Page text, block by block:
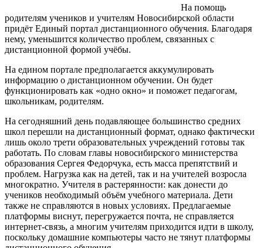
На помощь
родителям учеников и учителям Новосибирской области
придёт Единый портал дистанционного обучения. Благодаря
нему, уменьшится количество проблем, связанных с
дистанционной формой учёбы.
На едином портале предполагается аккумулировать
информацию о дистанционном обучении. Он будет
функционировать как «одно окно» и поможет педагогам,
школьникам, родителям.
На сегодняшний день подавляющее большинство средних
школ перешли на дистанционный формат, однако фактически
лишь около трети образовательных учреждений готовы так
работать. По словам главы новосибирского министерства
образования Сергея Федорчука, есть масса препятствий и
проблем. Нагрузка как на детей, так и на учителей возросла
многократно. Учителя в растерянности: как донести до
учеников необходимый объём учебного материала. Дети
также не справляются в новых условиях. Предлагаемые
платформы виснут, перегружается почта, не справляется
интернет-связь, а многим учителям приходится идти в школу,
поскольку домашние компьютеры часто не тянут платформы